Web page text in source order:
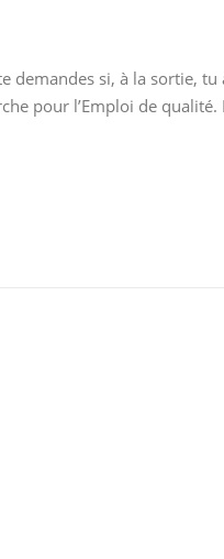
demandes si, à la sortie,
pour l’Emploi de qualité.